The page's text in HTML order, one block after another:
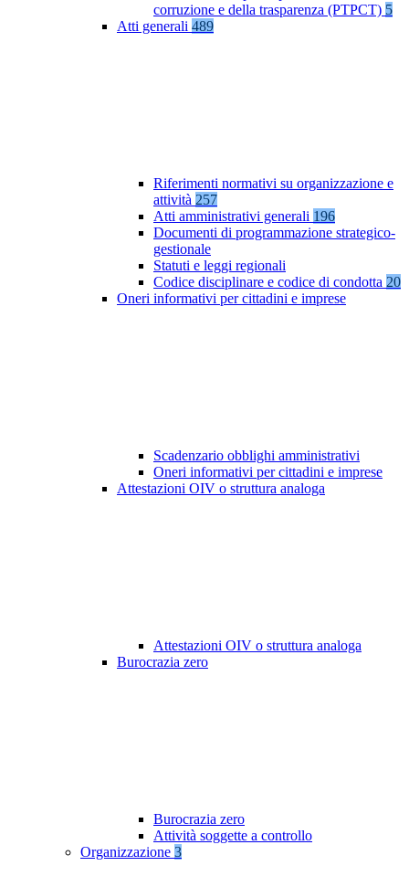
corruzione e della trasparenza (PTPCT) 5
Atti generali 489
Riferimenti normativi su organizzazione e
attività 257
Atti amministrativi generali 196
Documenti di programmazione strategico-
gestionale
Statuti e leggi regionali
Codice disciplinare e codice di condotta 20
Oneri informativi per cittadini e imprese
Scadenzario obblighi amministrativi
Oneri informativi per cittadini e imprese
Attestazioni OIV o struttura analoga
Attestazioni OIV o struttura analoga
Burocrazia zero
Burocrazia zero
Attività soggette a controllo
Organizzazione 3